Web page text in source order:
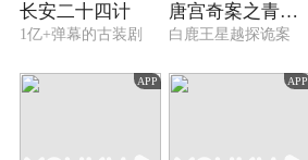
长安二十四计
1亿+弹幕的古装剧
唐宫奇案之青雾风鸣
白鹿王星越探诡案
APP APP